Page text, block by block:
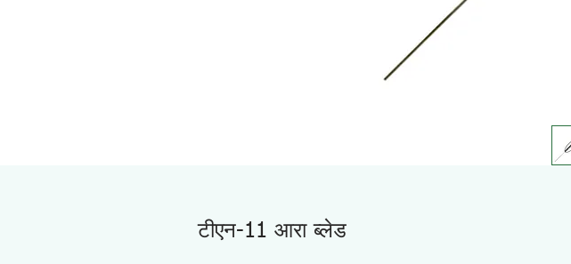
टीएन-11 आरा ब्लेड